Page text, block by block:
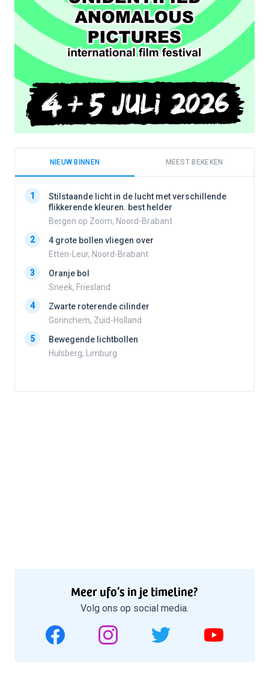
NIEUW BINNEN MEEST BEKEKEN
1
Stilstaande licht in de lucht met verschillende
flikkerende kleuren. best helder
Bergen op Zoom, Noord-Brabant
2
4 grote bollen vliegen over
Etten-Leur, Noord-Brabant
3
Oranje bol
Sneek, Friesland
4
Zwarte roterende cilinder
Gorinchem, Zuid-Holland
5
Bewegende lichtbollen
Hulsberg, Limburg
Meer ufo’s in je timeline?
Volg ons op social media.